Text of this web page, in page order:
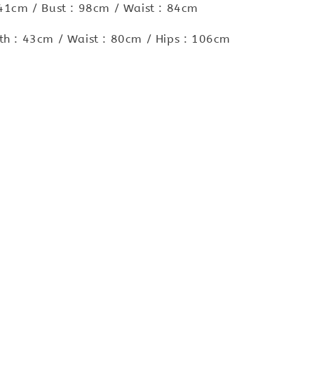
/ Bust : 98cm / Waist : 84cm
: 43cm / Waist : 80cm / Hips : 106cm